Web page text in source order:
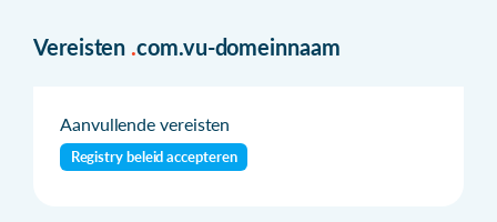
Vereisten .com.vu-domeinnaam
Aanvullende vereisten
Registry beleid accepteren